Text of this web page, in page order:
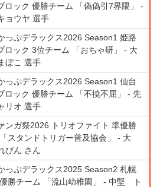
ロック 優勝チーム 「偽偽引7界隈」 -
ウヤ 選手
っぷデラックス2026 Season1 姫路
ロック 3位チーム 「おちゃ研」 - 大
こ 選手
っぷデラックス2026 Season1 仙台
ロック 優勝チーム 「不撓不屈」 - 先
オ 選手
ンガ祭2026 トリオファイト 準優勝
スタンドトリガー普及協会」 - 大
ん さん
っぷデラックス2025 Season2 札幌
勝チーム 「流山幼稚園」 - 中堅 ト